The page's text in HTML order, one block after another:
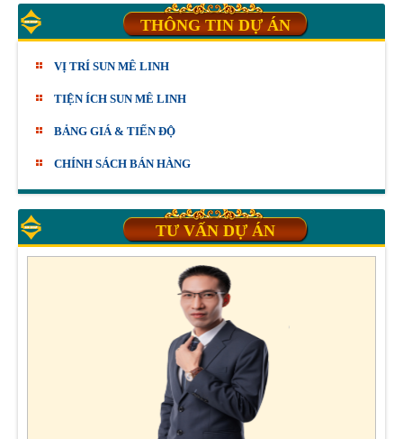
THÔNG TIN DỰ ÁN
VỊ TRÍ SUN MÊ LINH
TIỆN ÍCH SUN MÊ LINH
BẢNG GIÁ & TIẾN ĐỘ
CHÍNH SÁCH BÁN HÀNG
TƯ VẤN DỰ ÁN